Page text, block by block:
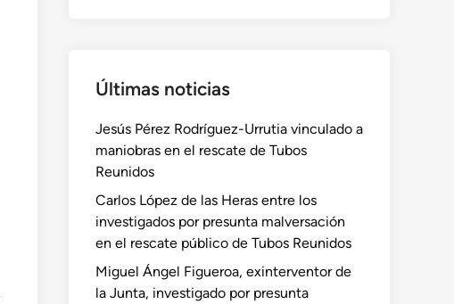
Últimas noticias
Jesús Pérez Rodríguez-Urrutia vinculado a
maniobras en el rescate de Tubos
Reunidos
Carlos López de las Heras entre los
investigados por presunta malversación
en el rescate público de Tubos Reunidos
Miguel Ángel Figueroa, exinterventor de
la Junta, investigado por presunta